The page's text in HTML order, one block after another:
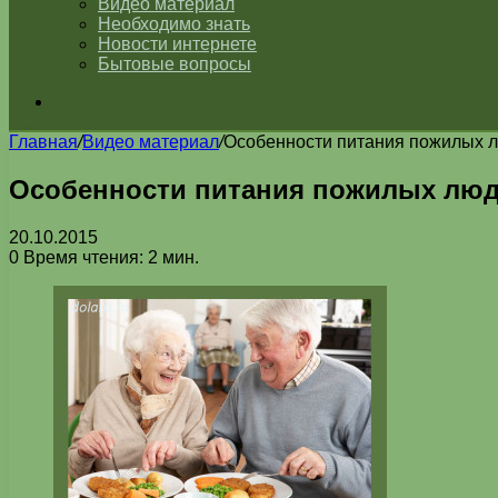
Видео материал
Необходимо знать
Новости интернете
Бытовые вопросы
Главная/Видео материал/Особенности питания пожилых
Особенности питания пожилых
20.10.2015
0 Время чтения: 2 мин.